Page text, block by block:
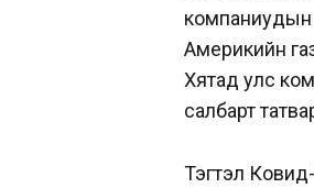
компаниудын
Америкийн
Хятад улс
салбарт
Тэгтэл